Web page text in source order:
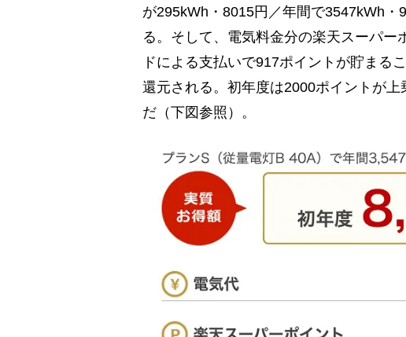
が295kWh・8015円／年間で3547kWh
る。そして、電気料金分の楽天スーパ
ドによる支払いで917ポイントが貯まる
還元される。初年度は2000ポイントが
だ（下図参照）。